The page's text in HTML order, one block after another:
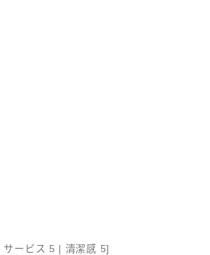
サービス 5 | 清潔感 5]